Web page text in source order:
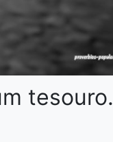
tesouro.